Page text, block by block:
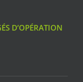
D’OPÉRATION